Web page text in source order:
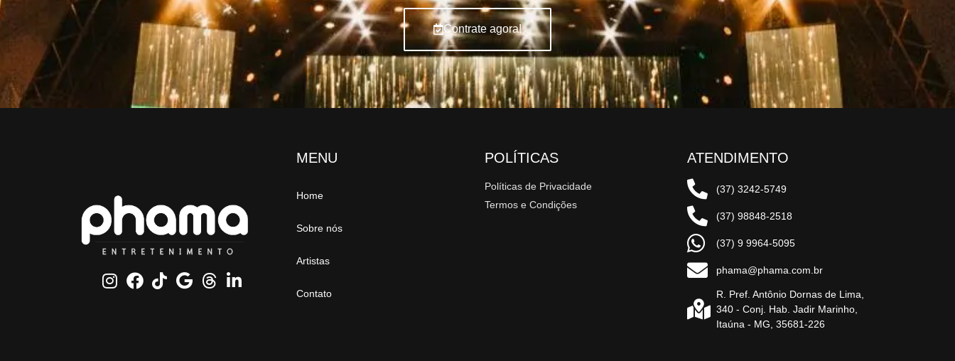
Contrate agora!
MENU
Home
Sobre nós
Artistas
Contato
POLÍTICAS
Políticas de Privacidade
Termos e Condições
ATENDIMENTO
(37) 3242-5749
(37) 98848-2518
(37) 9 9964-5095
phama@phama.com.br
R. Pref. Antônio Dornas de Lima,
340 - Conj. Hab. Jadir Marinho,
Itaúna - MG, 35681-226